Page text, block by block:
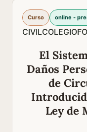
Curso online -
CIVILCOLEGIO
El
Daños
de
Ley de